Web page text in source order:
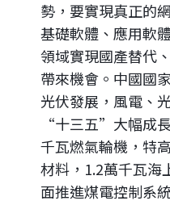
勢，要實現真正的
基礎軟體、應用軟
領域實現國產替代
帶來機會。中國國
光伏發展，風電、
“十三五”大幅成
千瓦燃氣輪機，特
材料，1.2萬千瓦海
面推進煤電控制系